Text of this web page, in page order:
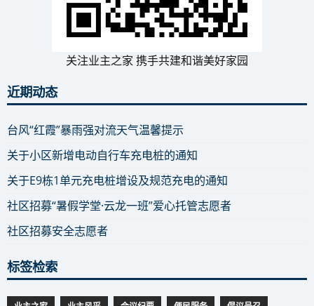
关注业主之家 携手共建和谐美好家园
近期动态
台风“红霞”暴雨强对流天气温馨提示
关于小区新增电动自行车充电桩的通知
关于E9栋1单元充电桩增设及规范充电的通知
社区招募“暑假学堂·云龙一班”爱心托管志愿者
社区招募安全志愿者
标签检索